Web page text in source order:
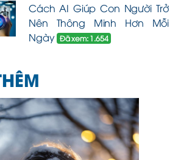
Cách AI Giúp Con Người Trở
Nên Thông Minh Hơn Mỗi
Ngày Đã xem: 1.654